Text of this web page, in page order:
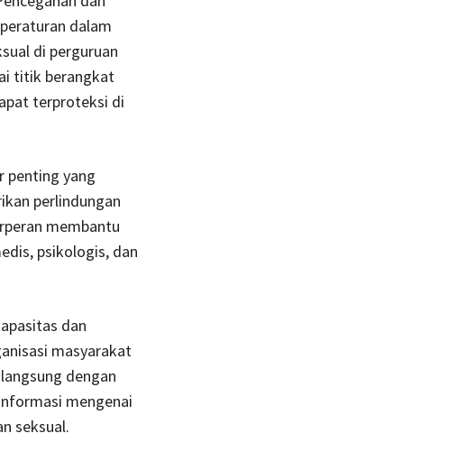
dalam
di perguruan
titik berangkat
terproteksi di
penting yang
perlindungan
membantu
psikologis, dan
dan
masyarakat
dengan
mengenai
seksual.